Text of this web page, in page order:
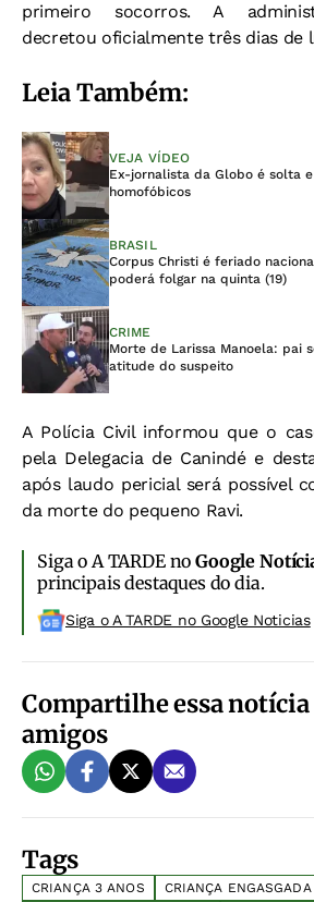
primeiro socorros. A
decretou oficialmente três dias de
Leia Também:
VEJA VÍDEO
Ex-jornalista da Globo é solta
homofóbicos
BRASIL
Corpus Christi é feriado
poderá folgar na quinta (19)
CRIME
Morte de Larissa Manoela: pai
atitude do suspeito
A Polícia Civil informou que o
pela Delegacia de Canindé e
após laudo pericial será possível
da morte do pequeno Ravi.
Siga o A TARDE noGoogle
principais destaques do dia.
Siga o A TARDE no Google Noticias
Compartilhe essa notícia
amigos
Tags
CRIANÇA 3 ANOS
CRIANÇA ENGASGADA